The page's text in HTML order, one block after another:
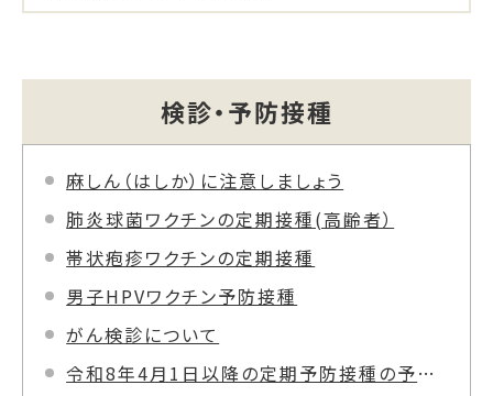
検診・予防接種
麻しん（はしか）に注意しましょう
肺炎球菌ワクチンの定期接種(高齢者）
帯状疱疹ワクチンの定期接種
男子HPVワクチン予防接種
がん検診について
令和8年4月1日以降の定期予防接種の予定について